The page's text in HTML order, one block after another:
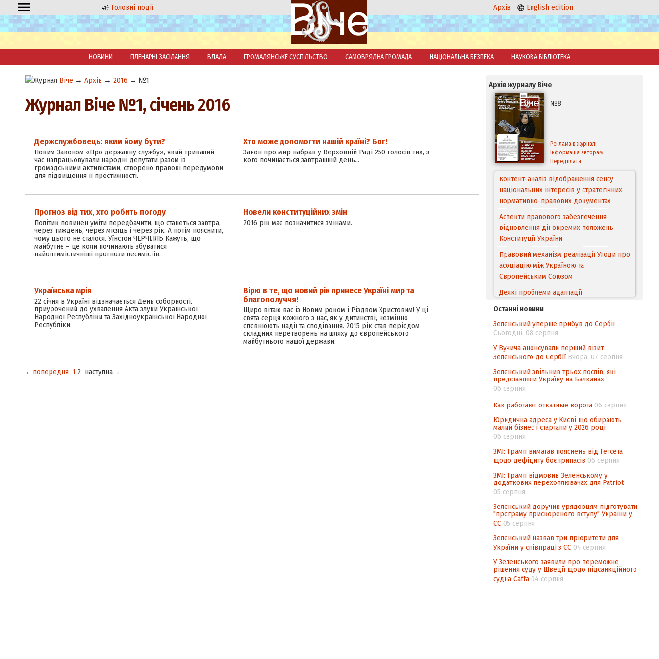
Головні події Архів English edition
НОВИНИ ПЛЕНАРНІ ЗАСІДАННЯ ВЛАДА ГРОМАДЯНСЬКЕ СУСПІЛЬСТВО САМОВРЯДНА ГРОМАДА НАЦІОНАЛЬНА БЕЗПЕКА НАУКОВА БІБЛІОТЕКА
Віче → Архів → 2016 → №1
Журнал Віче №1, січень 2016
Держслужбовець: яким йому бути?
Новим Законом «Про державну службу», який тривалий
час напрацьовували народні депутати разом із
громадськими активістами, створено правові передумови
для підвищення її престижності.
Хто може допомогти нашій країні? Бог!
Закон про мир набрав у Верховній Раді 250 голосів тих, з
кого починається завтрашній день…
Прогноз від тих, хто робить погоду
Політик повинен уміти передбачити, що станеться завтра,
через тиждень, через місяць і через рік. А потім пояснити,
чому цього не сталося. Уїнстон ЧЕРЧІЛЛЬ Кажуть, що
майбутнє – це коли починають збуватися
найоптимістичніші прогнози песимістів.
Новели конституційних змін
2016 рік має позначитися змінами.
Українська мрія
22 січня в Україні відзначається День соборності,
приурочений до ухвалення Акта злуки Української
Народної Республіки та Західноукраїнської Народної
Республіки.
Вірю в те, що новий рік принесе Україні мир та
благополуччя!
Щиро вітаю вас із Новим роком і Різдвом Христовим! У ці
свята серця кожного з нас, як у дитинстві, незмінно
сповнюють надії та сподівання. 2015 рік став періодом
складних перетворень на шляху до європейського
майбутнього нашої держави.
←попередня 1 2 наступна→
Архів журналу Віче
№8
Реклама в журналі
Інформація авторам
Передплата
Контент-аналіз відображення сенсу
національних інтересів у стратегічних
нормативно-правових документах
Аспекти правового забезпечення
відновлення дії окремих положень
Конституції України
Правовий механізм реалізації Угоди про
асоціацію між Україною та
Європейським Cоюзом
Деякі проблеми адаптації
походження товарів відповідно до
Угоди про торговельні аспекти прав
інтелектуальної власності (TRIPS) у
контексті євроінтеграції
Аналіз виборчого законодавства щодо
невизначеності механізму повторного
підрахунку голосів виборців
Інформаційна безпека суспільства
Останні новини
Зеленський уперше прибув до Сербії
Сьогодні, 08 серпня
У Вучича анонсували перший візит
Зеленського до Сербії Вчора, 07 серпня
Зеленський звільнив трьох послів, які
представляли Україну на Балканах
06 серпня
Как работают откатные ворота 06 серпня
Юридична адреса у Києві що обирають
малий бізнес і стартапи у 2026 році
06 серпня
ЗМІ: Трамп вимагав пояснень від Гегсета
щодо дефіциту боєприпасів 06 серпня
ЗМІ: Трамп відмовив Зеленському у
додаткових перехоплювачах для Patriot
05 серпня
Зеленський доручив урядовцям підготувати
"програму прискореного вступу" України у
ЄС 05 серпня
Зеленський назвав три пріоритети для
України у співпраці з ЄС 04 серпня
У Зеленського заявили про переможне
рішення суду у Швеції щодо підсанкційного
судна Caffa 04 серпня